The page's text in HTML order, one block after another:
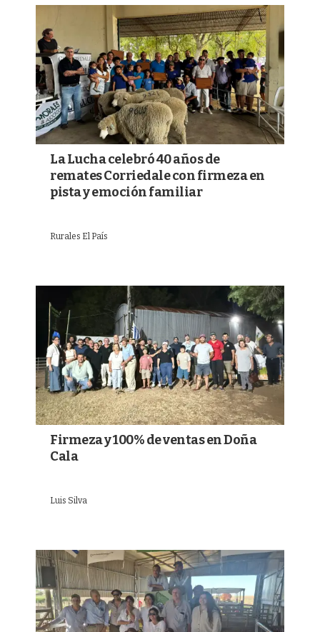
La Lucha celebró 40 años de
remates Corriedale con firmeza en
pista y emoción familiar
Rurales El País
Firmeza y 100% de ventas en Doña
Cala
Luis Silva